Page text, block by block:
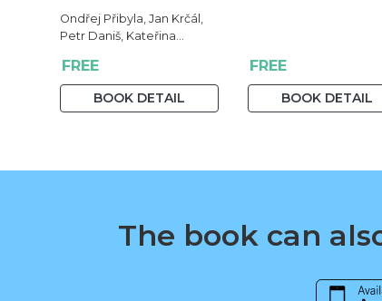
Ondřej Přibyla, Jan Krčál,
Petr Daniš, Kateřina
Alexandra Snováková
FREE
BOOK DETAIL
FREE
BOOK DETAIL
The book can